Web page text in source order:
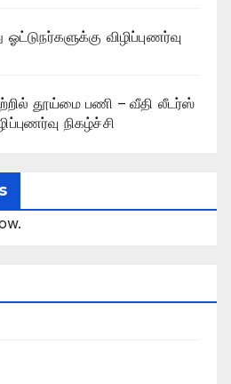
விழிப்புணர்வு
தூய்மை பணி – வீதி லீடர்ஸ்
நிகழ்ச்சி